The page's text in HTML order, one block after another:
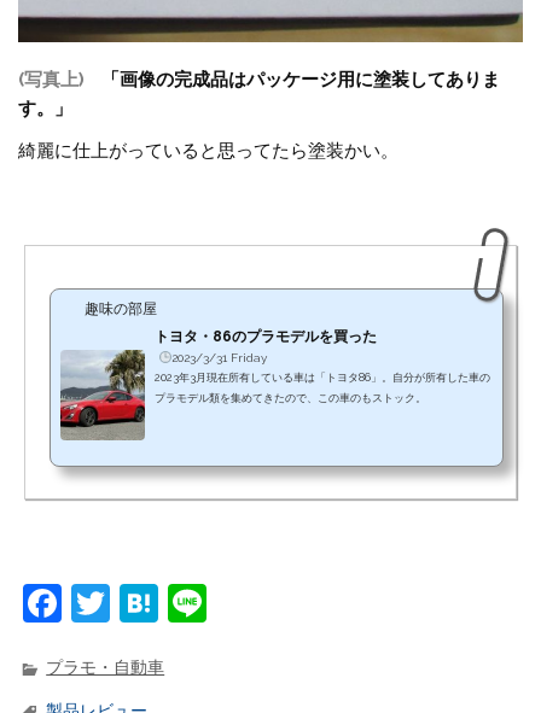
(写真上)
「画像の完成品はパッケージ用に塗装してありま
す。」
綺麗に仕上がっていると思ってたら塗装かい。
趣味の部屋
トヨタ・86のプラモデルを買った
2023/3/31 Friday
2023年3月現在所有している車は「トヨタ86」。自分が所有した車の
プラモデル類を集めてきたので、この車のもストック。
F
c
T
it
H
e
プラモ・自動車